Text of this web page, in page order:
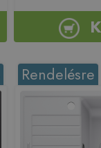
Rendelésre